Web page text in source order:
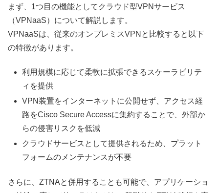
まず、1つ目の機能としてクラウド型VPNサービス
（VPNaaS）について解説します。
VPNaaSは、従来のオンプレミスVPNと比較すると以下
の特徴があります。
利用規模に応じて柔軟に拡張できるスケーラビリテ
ィを提供
VPN装置をインターネットに公開せず、アクセス経
路をCisco Secure Accessに集約することで、外部か
らの侵害リスクを低減
クラウドサービスとして提供されるため、プラット
フォームのメンテナンスが不要
さらに、ZTNAと併用することも可能で、アプリケーショ